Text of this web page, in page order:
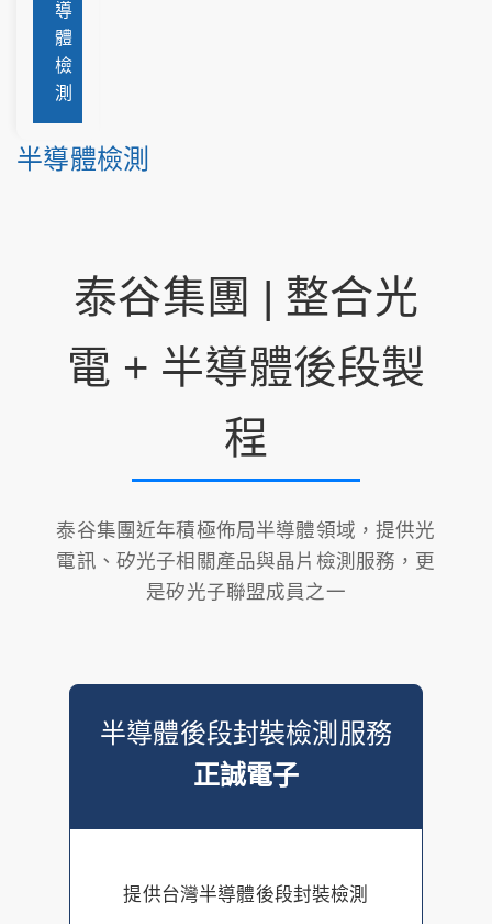
導
體
檢
測
半導體檢測
泰谷集團 | 整合光
電 + 半導體後段製
程
泰谷集團近年積極佈局半導體領域，提供光
電訊、矽光子相關產品與晶片檢測服務，更
是矽光子聯盟成員之一
半導體後段封裝檢測服務
正誠電子
提供台灣半導體後段封裝檢測